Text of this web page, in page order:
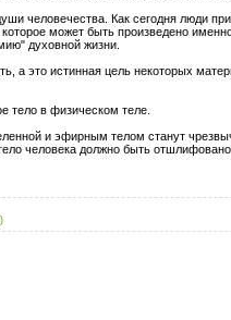
человечества. Как сегодня люди
может быть произведено
духовной жизни.
а это истинная цель некоторых
тело в физическом теле.
и эфирным телом станут
человека должно быть